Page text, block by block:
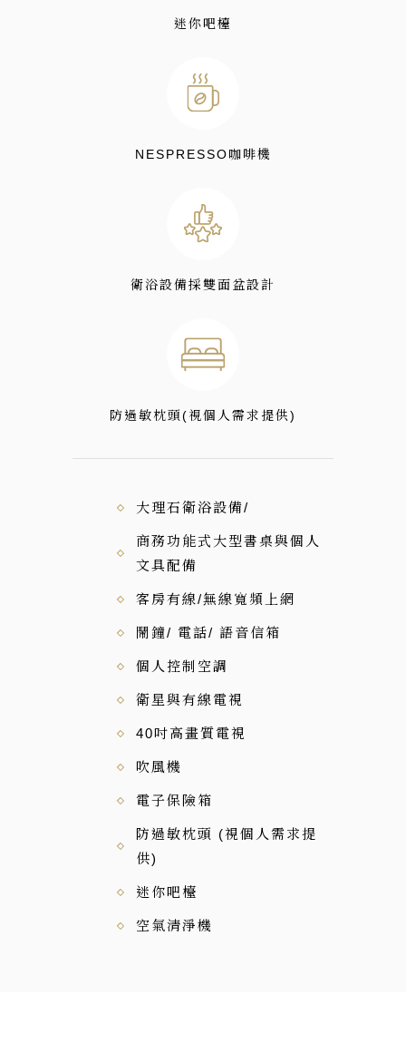
迷你吧檯
NESPRESSO咖啡機
衛浴設備採雙面盆設計
防過敏枕頭(視個人需求提供)
大理石衛浴設備/
商務功能式大型書桌與個人
文具配備
客房有線/無線寬頻上網
鬧鐘/ 電話/ 語音信箱
個人控制空調
衛星與有線電視
40吋高畫質電視
吹風機
電子保險箱
防過敏枕頭 (視個人需求提
供)
迷你吧檯
空氣清淨機